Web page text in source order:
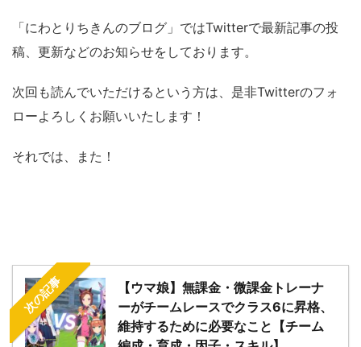
「にわとりちきんのブログ」ではTwitterで最新記事の投
稿、更新などのお知らせをしております。
次回も読んでいただけるという方は、是非Twitterのフォ
ローよろしくお願いいたします！
それでは、また！
次の記事
【ウマ娘】無課金・微課金トレーナ
ーがチームレースでクラス6に昇格、
維持するために必要なこと【チーム